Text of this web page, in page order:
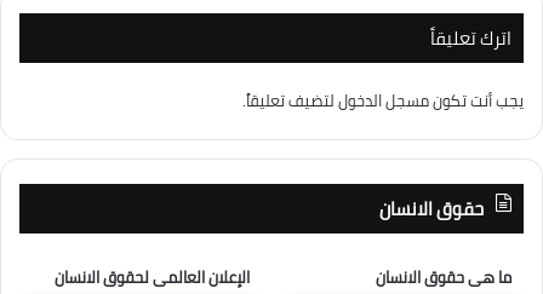
اترك تعليقاً
يجب أنت تكونمسجل الدخوللتضيف تعليقاً.
حقوق الانسان
ما هى حقوق الانسان الإعلان العالمى لحقوق الانسان